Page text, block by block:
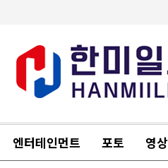
엔터테인먼트 포토 영상